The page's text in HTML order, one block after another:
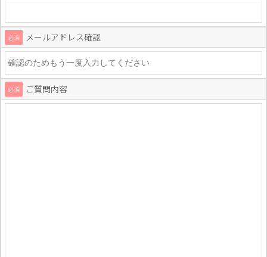
必須 メールアドレス確認
必須 ご質問内容